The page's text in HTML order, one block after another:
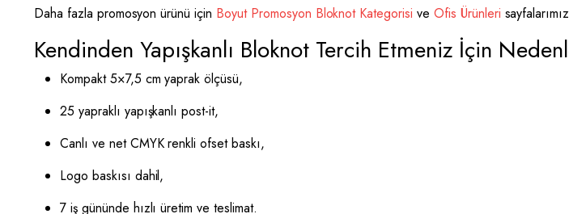
Daha fazla promosyon ürünü için Boyut Promosyon Bloknot Kategorisi ve Ofis Ürünleri
Kendinden Yapışkanlı Bloknot Tercih Etmeniz İçin
Kompakt 5×7,5 cm yaprak ölçüsü,
25 yapraklı yapışkanlı post-it,
Canlı ve net CMYK renkli ofset baskı,
Logo baskısı dahil,
7 iş gününde hızlı üretim ve teslimat.